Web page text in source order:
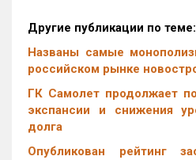
Другие публикации по теме:
Названы самые
российском рынке
ГК Самолет продолжает
экспансии и снижения
долга
Опубликован рейтинг